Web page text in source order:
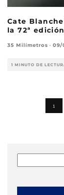
Cate
la 72ª
35 Milímetros · 09/
1 MINUTO DE
1